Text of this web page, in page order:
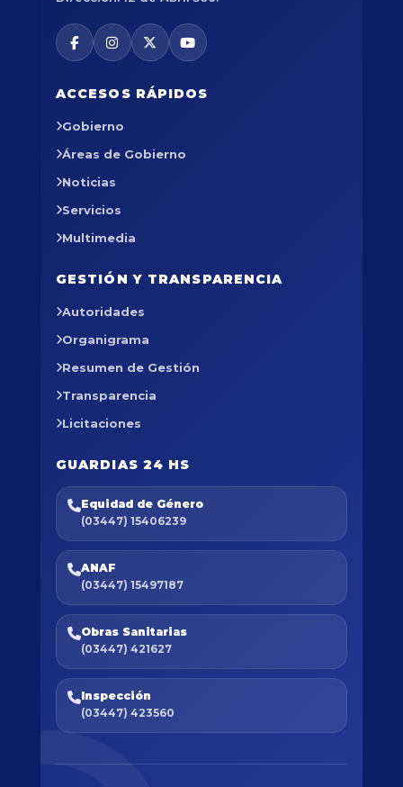
ACCESOS RÁPIDOS
Gobierno
Áreas de Gobierno
Noticias
Servicios
Multimedia
GESTIÓN Y TRANSPARENCIA
Autoridades
Organigrama
Resumen de Gestión
Transparencia
Licitaciones
GUARDIAS 24 HS
Equidad de Género
(03447) 15406239
ANAF
(03447) 15497187
Obras Sanitarias
(03447) 421627
Inspección
(03447) 423560